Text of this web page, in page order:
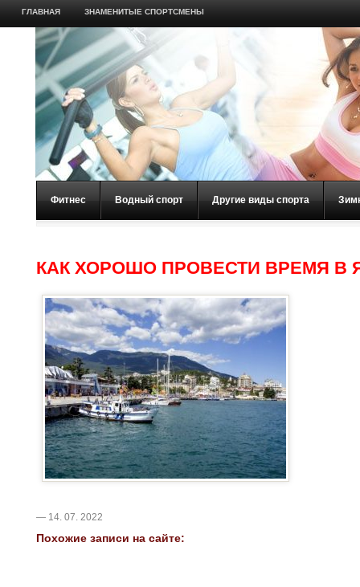
ГЛАВНАЯ ЗНАМЕНИТЫЕ СПОРТСМЕНЫ
Фитнес Водный спорт Другие виды спорта
КАК ХОРОШО ПРОВЕСТИ ВРЕМЯ В
— 14. 07. 2022
Похожие записи на сайте: